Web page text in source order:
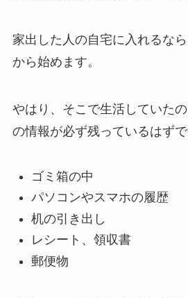
家出した人の自宅に入れるな
から始めます。
やはり、そこで生活していた
の情報が必ず残っているはずで
ゴミ箱の中
パソコンやスマホの履歴
机の引き出し
レシート、領収書
郵便物